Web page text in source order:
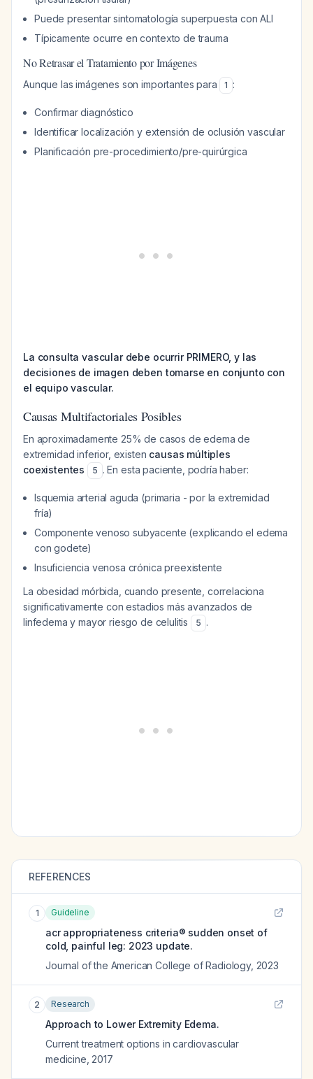
Puede presentar sintomatología superpuesta con ALI
Típicamente ocurre en contexto de trauma
No Retrasar el Tratamiento por Imágenes
Aunque las imágenes son importantes para 1 :
Confirmar diagnóstico
Identificar localización y extensión de oclusión vascular
Planificación pre-procedimiento/pre-quirúrgica
La consulta vascular debe ocurrir PRIMERO, y las
decisiones de imagen deben tomarse en conjunto con
el equipo vascular.
Causas Multifactoriales Posibles
En aproximadamente 25% de casos de edema de
extremidad inferior, existen causas múltiples
coexistentes
5 . En esta paciente, podría haber:
Isquemia arterial aguda (primaria - por la extremidad
fría)
Componente venoso subyacente (explicando el edema
con godete)
Insuficiencia venosa crónica preexistente
La obesidad mórbida, cuando presente, correlaciona
significativamente con estadios más avanzados de
linfedema y mayor riesgo de celulitis
5 .
REFERENCES
1 Guideline
acr appropriateness criteria® sudden onset of
cold, painful leg: 2023 update.
Journal of the American College of Radiology, 2023
2 Research
Approach to Lower Extremity Edema.
Current treatment options in cardiovascular
medicine 2017